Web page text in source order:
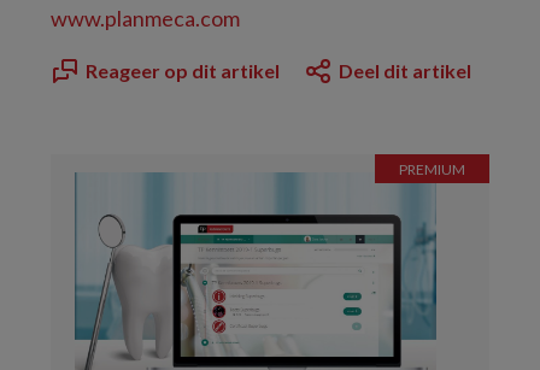
www.​planmeca.​com
Reageer op dit artikel Deel dit artikel